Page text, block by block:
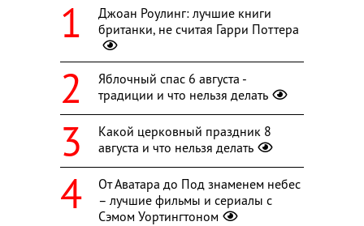
Джоан Роулинг: лучшие книги
британки, не считая Гарри Поттера
Яблочный спас 6 августа -
традиции и что нельзя делать
Какой церковный праздник 8
августа и что нельзя делать
От Аватара до Под знаменем небес
– лучшие фильмы и сериалы с
Сэмом Уортингтоном